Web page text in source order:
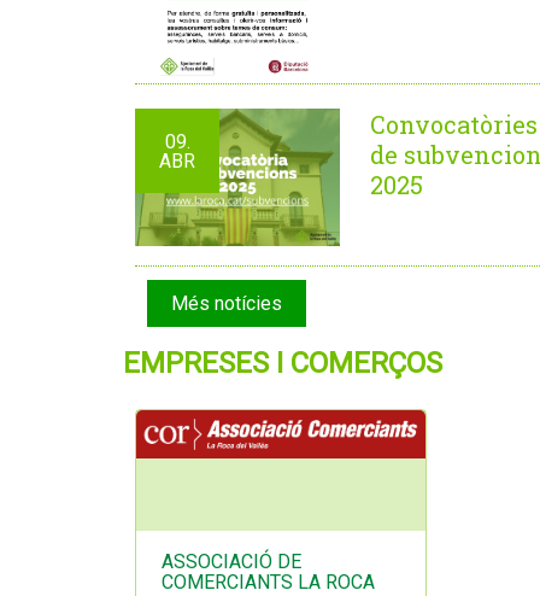
09.
ABR
Convocatòries
de
2025
Més notícies
EMPRESES I COMERÇOS
ASSOCIACIÓ DE
COMERCIANTS LA ROCA